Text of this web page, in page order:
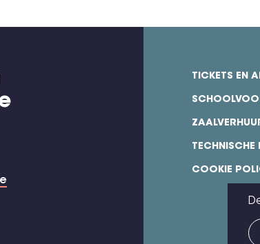
footer
TICKETS EN
TECHNISCHE
COOKIE